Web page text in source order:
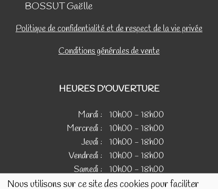
Nous utilisons sur ce site des cookies pour faciliter
BOSSUT Gaëlle
Politique de confidentialité et de respect de la vie privée
Conditions générales de vente
HEURES D'OUVERTURE
Mardi :
10h00 - 18h00
Mercredi :
10h00 - 18h00
Jeudi :
10h00 - 18h00
Vendredi :
10h00 - 18h00
Samedi :
10h00 - 18h00